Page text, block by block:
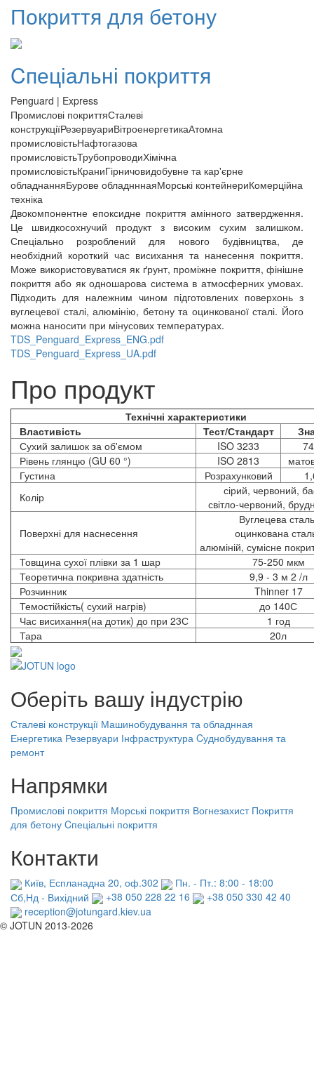
Покриття для бетону
Cпеціальні покриття
Penguard | Express
Промислові покриттяСталеві
конструкціїРезервуариВітроенергетикаАтомна
промисловістьНафтогазова
промисловістьТрубопроводиХімічна
промисловістьКраниГірничовидобувне та кар'єрне
обладнанняБурове обладнннаяМорські контейнериКомерційна
техніка
Двокомпонентне епоксидне покриття амінного затвердження.
Це швидкосохнучий продукт з високим сухим залишком.
Спеціально розроблений для нового будівництва, де
необхідний короткий час висихання та нанесення покриття.
Може використовуватися як ґрунт, проміжне покриття, фінішне
покриття або як одношарова система в атмосферних умовах.
Підходить для належним чином підготовлених поверхонь з
вуглецевої сталі, алюмінію, бетону та оцинкованої сталі. Його
можна наносити при мінусових температурах.
TDS_Penguard_Express_ENG.pdf
TDS_Penguard_Express_UA.pdf
Про продукт
Технічні характеристики
Властивість
Тест/Стандарт
Сухий залишок за об'ємом
ISO 3233
Рівень глянцю (GU 60 °)
ISO 2813
Густина
Розрахунковий
Колір
сірий, червоний,
світло-червоний,
Поверхні для наснесення
Вуглецева
оцинкована
алюміній, сумісне
Товщина сухої плівки за 1 шар
75-250 мкм
Теоретична покривна здатність
9,9 - 3 м 2 /л
Розчинник
Thinner 17
Темостійкість( сухий нагрів)
до 140С
Час висихання(на дотик) до при 23С
1 год
Тара
20л
Оберіть вашу індустрію
Сталеві конструкції Машинобудування та обладнная
Енергетика Резервуари Інфраструктура Cуднобудування та
ремонт
Напрямки
Промислові покриття Морські покриття Вогнезахист Покриття
для бетону Cпеціальні покриття
Контакти
Київ, Еспланадна 20, оф.302
Пн. - Пт.: 8:00 - 18:00
Сб,Нд - Вихідний
+38 050 228 22 16
+38 050 330 42 40
reception@jotungard.kiev.ua
© JOTUN 2013-2026